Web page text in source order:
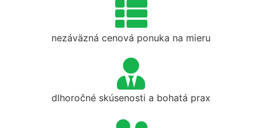
nezáväzná cenová ponuka na mieru
dlhoročné skúsenosti a bohatá prax